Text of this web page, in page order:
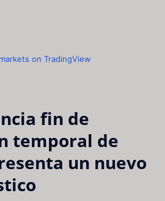
on TradingView
fin de
temporal de
un nuevo